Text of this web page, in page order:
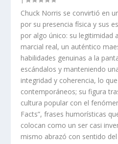
Chuck Norris se convirtió en
por su presencia física y sus
por algo único: su legitimidad
marcial real, un auténtico
habilidades genuinas a la
escándalos y manteniendo
integridad y coherencia, lo
contemporáneos; su figura
cultura popular con el
Facts”, frases humorísticas
colocan como un ser casi
mismo abrazó con sentido